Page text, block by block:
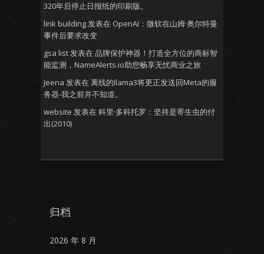
320年后停止日报纸的印刷版。
link building发表在 OpenAI：微软在山姆·奥尔特曼
事件后要求改变
gsa list发表在 品牌保护神器！打造全方位的商标智
能监测，NameAlerts.io助您畅享无忧商业之旅
Jeena 发表在 离线的llama3将更正发送回Meta的服
务器-我之前并不知道。
website 发表在 科里·多科托罗：坚持是寄生虫的付
出(2010)
归档
2026 年 8 月